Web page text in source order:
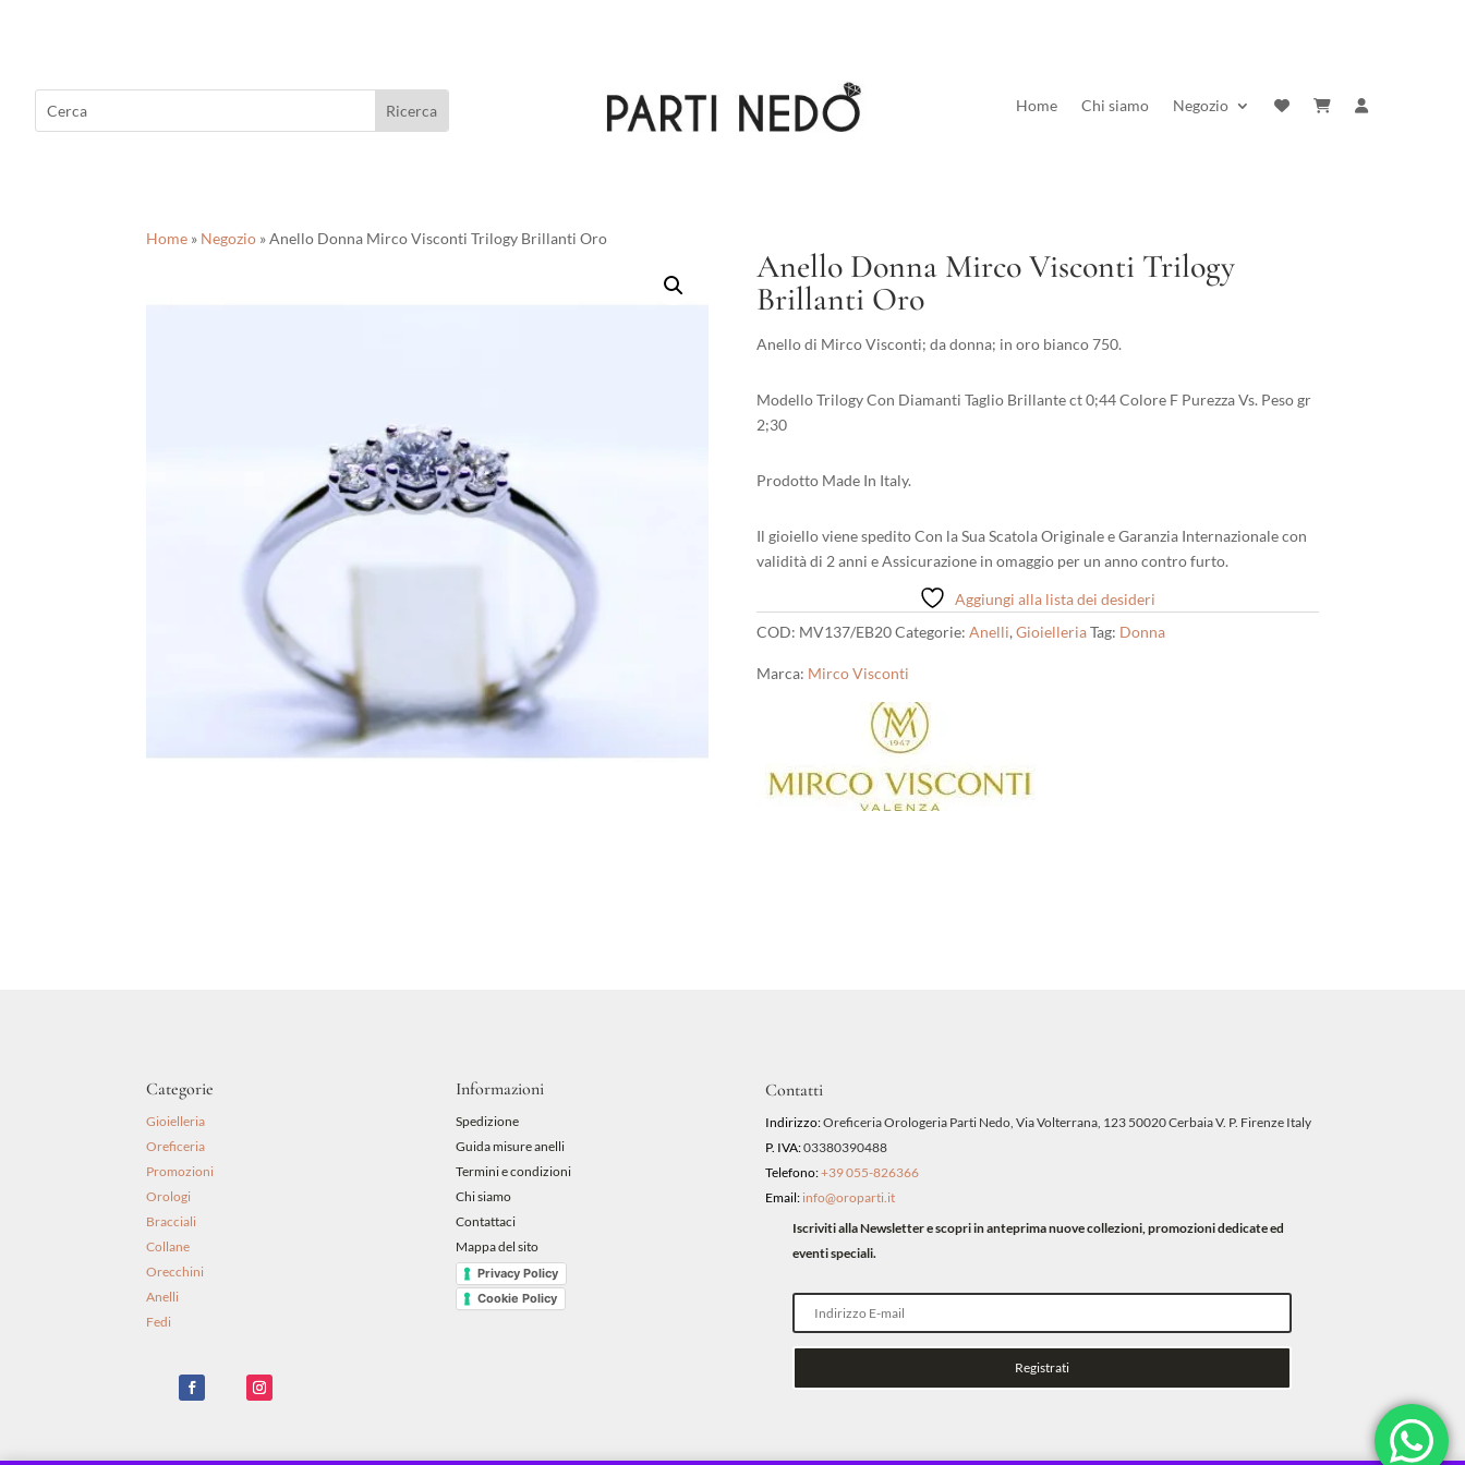
Home Chi siamo Negozio
Home » Negozio »Anello Donna Mirco Visconti Trilogy Brillanti Oro
Anello Donna Mirco Visconti Trilogy
Brillanti Oro
Anello di Mirco Visconti; da donna; in oro bianco 750.
Modello Trilogy Con Diamanti Taglio Brillante ct 0;44 Colore F Purezza Vs. Peso gr
2;30
Prodotto Made In Italy.
Il gioiello viene spedito Con la Sua Scatola Originale e Garanzia Internazionale con
validità di 2 anni e Assicurazione in omaggio per un anno contro furto.
Aggiungi alla lista dei desideri
COD: MV137/EB20 Categorie: Anelli, Gioielleria Tag: Donna
Marca: Mirco Visconti
Categorie
Gioielleria
Oreficeria
Promozioni
Orologi
Bracciali
Collane
Orecchini
Anelli
Fedi
Informazioni
Spedizione
Guida misure anelli
Termini e condizioni
Chi siamo
Contattaci
Mappa del sito
Privacy Policy
Cookie Policy
Contatti
Indirizzo:Oreficeria Orologeria Parti Nedo, Via Volterrana, 123 50020 Cerbaia V. P. Firenze Italy
P. IVA:03380390488
Telefono:+39 055-826366
Email: info@oroparti.it
Iscriviti alla Newsletter e scopri in anteprima nuove collezioni, promozioni dedicate ed
eventi speciali.
Registrati